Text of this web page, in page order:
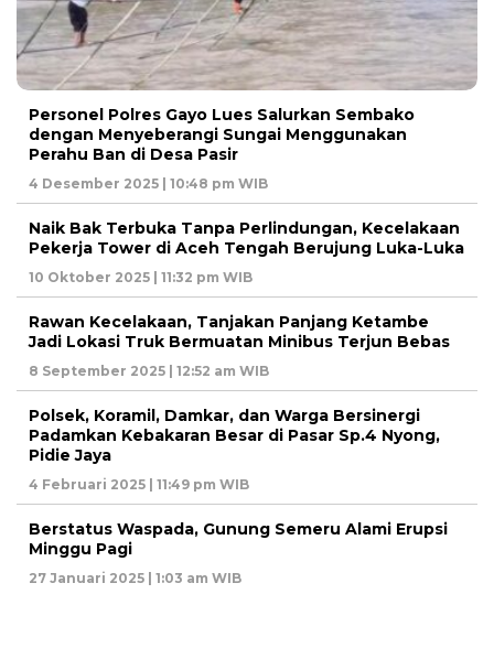
Personel Polres Gayo Lues Salurkan Sembako
dengan Menyeberangi Sungai Menggunakan
Perahu Ban di Desa Pasir
4 Desember 2025 | 10:48 pm WIB
Naik Bak Terbuka Tanpa Perlindungan, Kecelakaan
Pekerja Tower di Aceh Tengah Berujung Luka-Luka
10 Oktober 2025 | 11:32 pm WIB
Rawan Kecelakaan, Tanjakan Panjang Ketambe
Jadi Lokasi Truk Bermuatan Minibus Terjun Bebas
8 September 2025 | 12:52 am WIB
Polsek, Koramil, Damkar, dan Warga Bersinergi
Padamkan Kebakaran Besar di Pasar Sp.4 Nyong,
Pidie Jaya
4 Februari 2025 | 11:49 pm WIB
Berstatus Waspada, Gunung Semeru Alami Erupsi
Minggu Pagi
27 Januari 2025 | 1:03 am WIB